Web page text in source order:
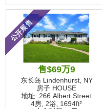
公开展售
售$69万9
东长岛 Lindenhurst, NY
房子 HOUSE
地址: 266 Albert Street
4房, 2浴, 1694ft²